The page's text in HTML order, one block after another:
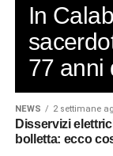
In
77 anni
NEWS 2 settimane
Disservizi
bolletta: ecco